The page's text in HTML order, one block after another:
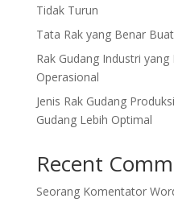
Tidak Turun
Tata Rak yang Benar
Rak Gudang Industri
Operasional
Jenis Rak Gudang
Gudang Lebih Optimal
Recent
Seorang Komentator